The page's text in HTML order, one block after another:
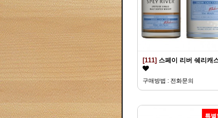
[111] 스페이 리버 쉐리캐
구매방법 : 전화문의
특별